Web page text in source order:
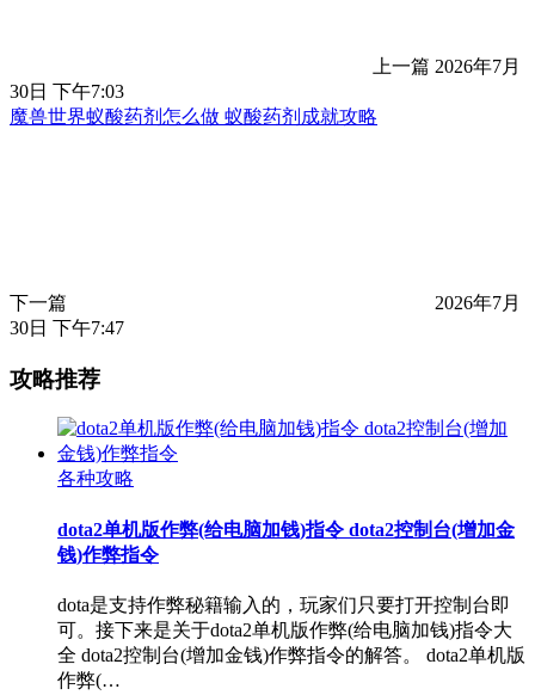
上一篇 2026年7月
30日 下午7:03
魔兽世界蚁酸药剂怎么做 蚁酸药剂成就攻略
下一篇
2026年7月
30日 下午7:47
攻略推荐
各种攻略
dota2单机版作弊(给电脑加钱)指令 dota2控制台(增加金
钱)作弊指令
dota是支持作弊秘籍输入的，玩家们只要打开控制台即
可。接下来是关于dota2单机版作弊(给电脑加钱)指令大
全 dota2控制台(增加金钱)作弊指令的解答。 dota2单机版
作弊(…